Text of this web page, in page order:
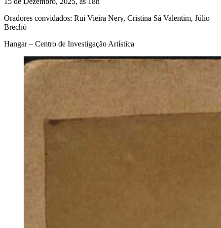
Oradores convidados: Rui Vieira Nery, Cristina Sá Valentim, Júlio
Brechó
Hangar – Centro de Investigação Artística